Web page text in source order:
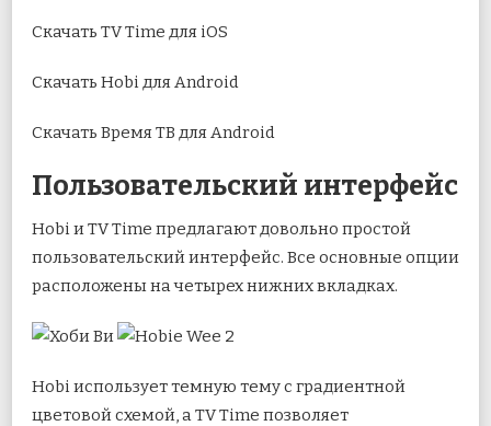
Скачать TV Time для iOS
Скачать Hobi для Android
Скачать Время ТВ для Android
Пользовательский интерфейс
Hobi и TV Time предлагают довольно простой
пользовательский интерфейс. Все основные опции
расположены на четырех нижних вкладках.
Hobi использует темную тему с градиентной
цветовой схемой, а TV Time позволяет